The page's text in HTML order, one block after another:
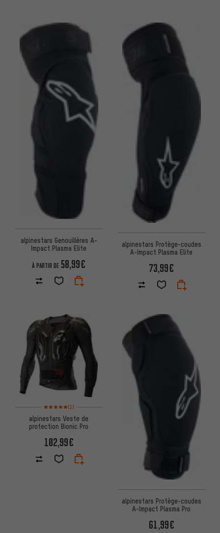
alpinestars Genouillères A-
Impact Plasma Elite
À PARTIR DE 58,99€
alpinestars Protège-coudes
A-Impact Plasma Elite
73,99€
Note moyenne : 5 sur 5 d'après 1 avis
(1)
alpinestars Veste de
protection Bionic Pro
102,99€
alpinestars Protège-coudes
A-Impact Plasma Pro
61,99€